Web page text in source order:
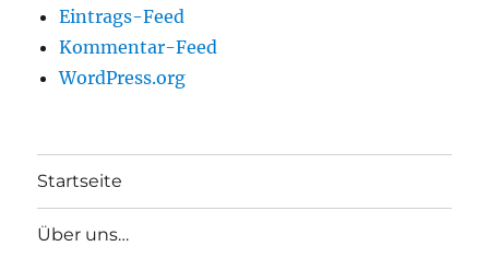
Eintrags-Feed
Kommentar-Feed
WordPress.org
Startseite
Über uns…